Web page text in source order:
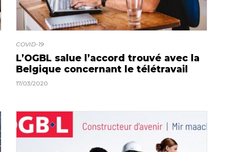
COVID-19
L’OGBL salue l’accord trouvé avec la
Belgique concernant le télétravail
17/03/2020